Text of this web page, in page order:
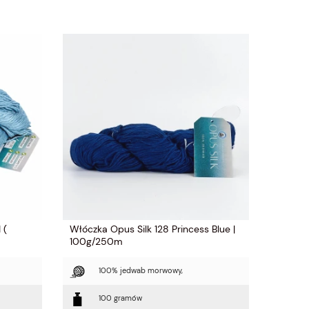
(
Włóczka Opus Silk 128 Princess Blue |
100g/250m
100% jedwab morwowy,
100 gramów